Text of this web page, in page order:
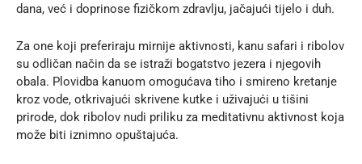
dana, već i doprinose fizičkom zdravlju, jačajući tijelo i duh.
Za one koji preferiraju mirnije aktivnosti, kanu safari i ribolov
su odličan način da se istraži bogatstvo jezera i njegovih
obala. Plovidba kanuom omogućava tiho i smireno kretanje
kroz vode, otkrivajući skrivene kutke i uživajući u tišini
prirode, dok ribolov nudi priliku za meditativnu aktivnost koja
može biti iznimno opuštajuća.